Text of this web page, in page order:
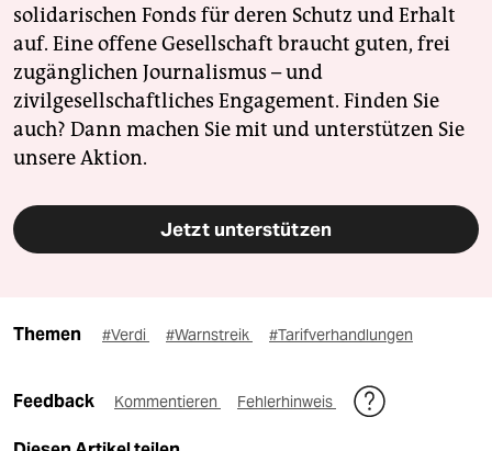
solidarischen Fonds für deren Schutz und Erhalt
auf. Eine offene Gesellschaft braucht guten, frei
zugänglichen Journalismus – und
zivilgesellschaftliches Engagement. Finden Sie
auch? Dann machen Sie mit und unterstützen Sie
unsere Aktion.
Jetzt unterstützen
Themen #Verdi #Warnstreik #Tarifverhandlungen
Feedback Kommentieren Fehlerhinweis